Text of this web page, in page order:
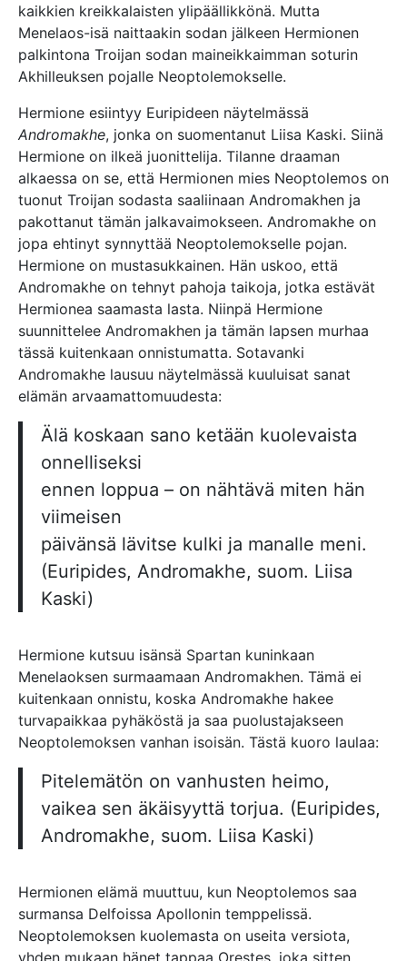
kaikkien kreikkalaisten ylipäällikkönä. Mutta
Menelaos-isä naittaakin sodan jälkeen Hermionen
palkintona Troijan sodan maineikkaimman soturin
Akhilleuksen pojalle Neoptolemokselle.
Hermione esiintyy Euripideen näytelmässä
Andromakhe, jonka on suomentanut Liisa Kaski. Siinä
Hermione on ilkeä juonittelija. Tilanne draaman
alkaessa on se, että Hermionen mies Neoptolemos on
tuonut Troijan sodasta saaliinaan Andromakhen ja
pakottanut tämän jalkavaimokseen. Andromakhe on
jopa ehtinyt synnyttää Neoptolemokselle pojan.
Hermione on mustasukkainen. Hän uskoo, että
Andromakhe on tehnyt pahoja taikoja, jotka estävät
Hermionea saamasta lasta. Niinpä Hermione
suunnittelee Andromakhen ja tämän lapsen murhaa
tässä kuitenkaan onnistumatta. Sotavanki
Andromakhe lausuu näytelmässä kuuluisat sanat
elämän arvaamattomuudesta:
Älä koskaan sano ketään kuolevaista
onnelliseksi
ennen loppua – on nähtävä miten hän
viimeisen
päivänsä lävitse kulki ja manalle meni.
(Euripides, Andromakhe, suom. Liisa
Kaski)
Hermione kutsuu isänsä Spartan kuninkaan
Menelaoksen surmaamaan Andromakhen. Tämä ei
kuitenkaan onnistu, koska Andromakhe hakee
turvapaikkaa pyhäköstä ja saa puolustajakseen
Neoptolemoksen vanhan isoisän. Tästä kuoro laulaa:
Pitelemätön on vanhusten heimo,
vaikea sen äkäisyyttä torjua. (Euripides,
Andromakhe, suom. Liisa Kaski)
Hermionen elämä muuttuu, kun Neoptolemos saa
surmansa Delfoissa Apollonin temppelissä.
Neoptolemoksen kuolemasta on useita versiota,
yhden mukaan hänet tappaa Orestes, joka sitten